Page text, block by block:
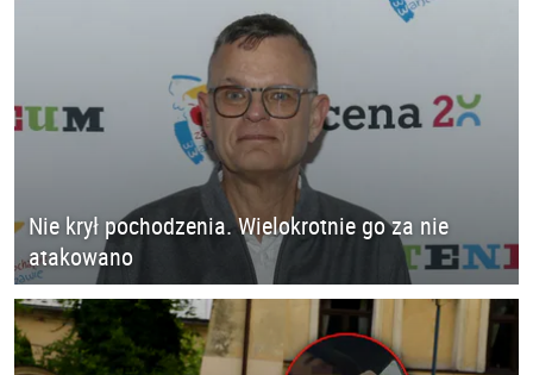
Nie krył pochodzenia. Wielokrotnie go za nie
atakowano